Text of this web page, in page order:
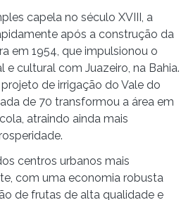
capela no século XVIII, a
após a construção da
em 1954, que impulsionou o
cultural com Juazeiro, na Bahia.
de irrigação do Vale do
de 70 transformou a área em
atraindo ainda mais
centros urbanos mais
com uma economia robusta
de frutas de alta qualidade e